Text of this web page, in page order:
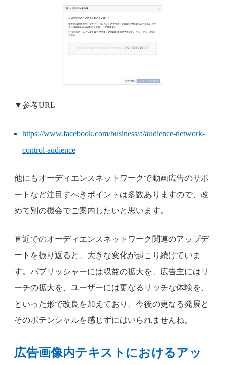
▼参考URL
https://www.facebook.com/business/a/audience-network-
control-audience
他にもオーディエンスネットワークで動画広告のサポ
ートなど注目すべきポイントは多数ありますので、改
めて別の機会でご案内したいと思います。
直近でのオーディエンスネットワーク関連のアップデ
ートを振り返ると、大きな変化が起こり続けていま
す。パブリッシャーには収益の拡大を、広告主にはリ
ーチの拡大を、ユーザーには更なるリッチな体験を、
といった形で改良を加えており、今後の更なる発展と
そのポテンシャルを感じずにはいられませんね。
広告画像内テキストにおけるアッ